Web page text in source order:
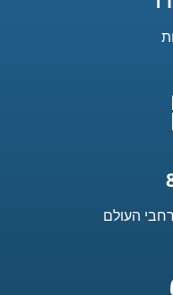
מזוודה
העולם